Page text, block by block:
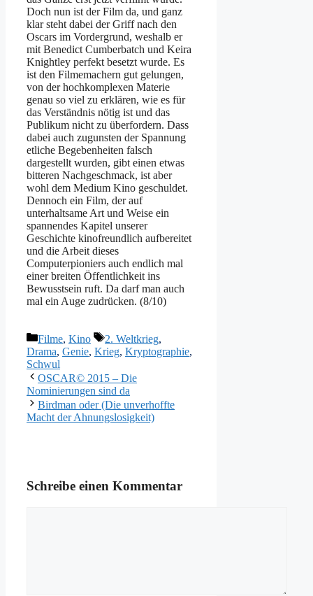
Doch nun ist der Film da, und ganz
klar steht dabei der Griff nach den
Oscars im Vordergrund, weshalb er
mit Benedict Cumberbatch und Keira
Knightley perfekt besetzt wurde. Es
ist den Filmemachern gut gelungen,
von der hochkomplexen Materie
genau so viel zu erklären, wie es für
das Verständnis nötig ist und das
Publikum nicht zu überfordern. Dass
dabei auch zugunsten der Spannung
etliche Begebenheiten falsch
dargestellt wurden, gibt einen etwas
bitteren Nachgeschmack, ist aber
wohl dem Medium Kino geschuldet.
Dennoch ein Film, der auf
unterhaltsame Art und Weise ein
spannendes Kapitel unserer
Geschichte kinofreundlich aufbereitet
und die Arbeit dieses
Computerpioniers auch endlich mal
einer breiten Öffentlichkeit ins
Bewusstsein ruft. Da darf man auch
mal ein Auge zudrücken. (8/10)
Kategorien
Filme, Kino Schlagwörter
2. Weltkrieg,
Drama, Genie, Krieg, Kryptographie,
Schwul
OSCAR© 2015 – Die
Nominierungen sind da
Birdman oder (Die unverhoffte
Macht der Ahnungslosigkeit)
Schreibe einen Kommentar